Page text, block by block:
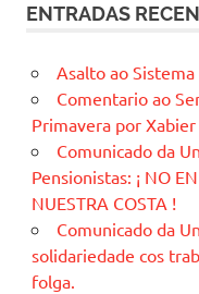
ENTRADAS
Asalto ao Sistema
Comentario ao
Primavera por
Comunicado da
Pensionistas: ¡ NO
NUESTRA COSTA !
Comunicado da
solidariedade cos
folga.